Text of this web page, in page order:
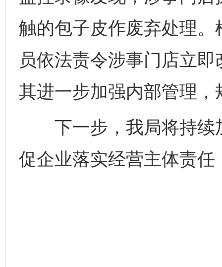
触的包子皮作废弃处理
员依法责令涉事门店立
其进一步加强内部管理
下一步，我局将持续
促企业落实经营主体责